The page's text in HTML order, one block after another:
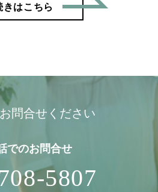
きはこちら
問合せください
でのお問合せ
5807